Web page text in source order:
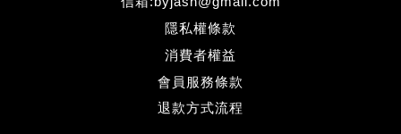
隱私權條款
消費者權益
會員服務條款
退款方式流程